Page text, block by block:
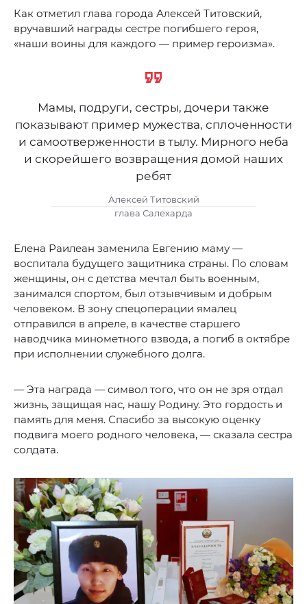
Как отметил глава города Алексей Титовский,
вручавший награды сестре погибшего героя,
«наши воины для каждого — пример героизма».
Мамы, подруги, сестры, дочери также
показывают пример мужества, сплоченности
и самоотверженности в тылу. Мирного неба
и скорейшего возвращения домой наших
ребят
Алексей Титовский
глава Салехарда
Елена Раилеан заменила Евгению маму —
воспитала будущего защитника страны. По словам
женщины, он с детства мечтал быть военным,
занимался спортом, был отзывчивым и добрым
человеком. В зону спецоперации ямалец
отправился в апреле, в качестве старшего
наводчика минометного взвода, а погиб в октябре
при исполнении служебного долга.
— Эта награда — символ того, что он не зря отдал
жизнь, защищая нас, нашу Родину. Это гордость и
память для меня. Спасибо за высокую оценку
подвига моего родного человека, — сказала сестра
солдата.